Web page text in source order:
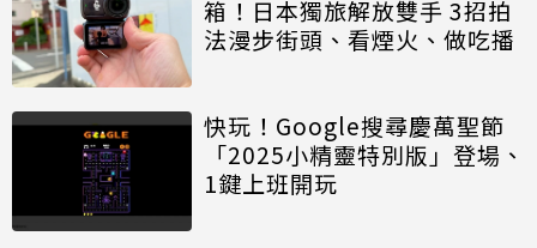
箱！日本獨旅解放雙手 3招拍
法漫步街頭、看煙火、做吃播
快玩！Google搜尋慶萬聖節
「2025小精靈特別版」登場、
1鍵上班開玩